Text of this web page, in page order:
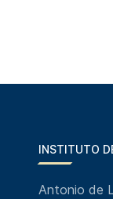
INSTITUTO
Antonio de